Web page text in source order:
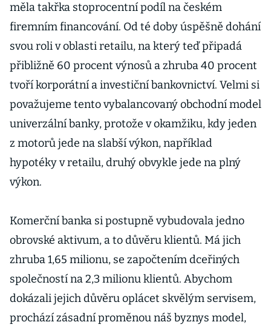
měla takřka stoprocentní podíl na českém
firemním financování. Od té doby úspěšně dohání
svou roli v oblasti retailu, na který teď připadá
přibližně 60 procent výnosů a zhruba 40 procent
tvoří korporátní a investiční bankovnictví. Velmi si
považujeme tento vybalancovaný obchodní model
univerzální banky, protože v okamžiku, kdy jeden
z motorů jede na slabší výkon, například
hypotéky v retailu, druhý obvykle jede na plný
výkon.
Komerční banka si postupně vybudovala jedno
obrovské aktivum, a to důvěru klientů. Má jich
zhruba 1,65 milionu, se započtením dceřiných
společností na 2,3 milionu klientů. Abychom
dokázali jejich důvěru oplácet skvělým servisem,
prochází zásadní proměnou náš byznys model,